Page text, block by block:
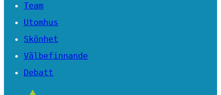
Team
Utomhus
Skönhet
Välbefinnande
Debatt